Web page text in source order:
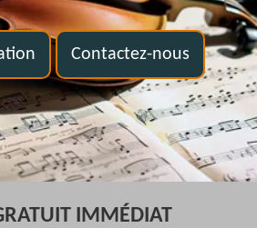
Contactez-nous
IMMÉDIAT